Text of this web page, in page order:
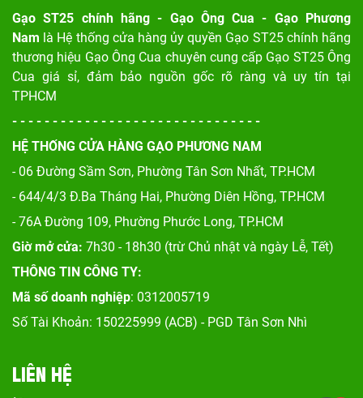
Gạo ST25 chính hãng - Gạo Ông Cua - Gạo Phương
Nam là Hệ thống cửa hàng ủy quyền Gạo ST25 chính hãng
thương hiệu Gạo Ông Cua chuyên cung cấp Gạo ST25 Ông
Cua giá sỉ, đảm bảo nguồn gốc rõ ràng và uy tín tại
TPHCM
- - - - - - - - - - - - - - - - - - - - - - - - - - - - - - -
HỆ THỐNG CỬA HÀNG GẠO PHƯƠNG NAM
- 06 Đường Sầm Sơn, Phường Tân Sơn Nhất, TP.HCM
- 644/4/3 Đ.Ba Tháng Hai, Phường Diên Hồng, TP.HCM
- 76A Đường 109, Phường Phước Long, TP.HCM
Giờ mở cửa: 7h30 - 18h30 (trừ Chủ nhật và ngày Lễ, Tết)
THÔNG TIN CÔNG TY:
Mã số doanh nghiệp: 0312005719
Số Tài Khoản: 150225999 (ACB) - PGD Tân Sơn Nhì
LIÊN HỆ